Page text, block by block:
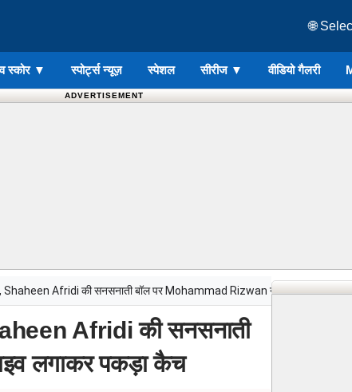
🌐
स्कोर ▼ स्पोर्ट्स न्यूज़ स्पेशल सीरीज ▼ वीडियो गैलरी
ADVERTISEMENT
Shaheen Afridi की सनसनाती बॉल पर Mohammad Rizwan ने डाइव लगाकर
Afridi की सनसनाती
लगाकर पकड़ा कैच